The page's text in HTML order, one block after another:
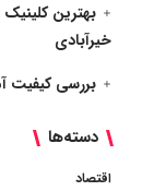
بهترین
خیرآبادی
بررسی کیفیت
دسته‌ها
اقتصاد